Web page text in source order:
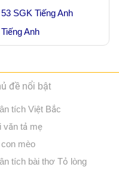
SGK Tiếng Anh
Anh
đề nổi bật
tích Việt Bắc
văn tả mẹ
mèo
tích bài thơ Tỏ lòng